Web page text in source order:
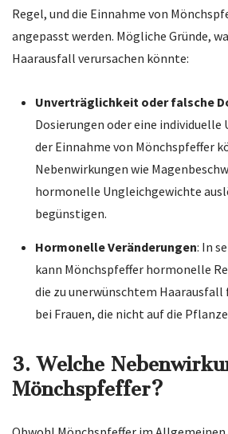
Regel, und die Einnahme von
angepasst werden. Mögliche Gründe,
Haarausfall verursachen könnte:
Unverträglichkeit oder falsche
Dosierungen oder eine
der Einnahme von Mönchspfeffer
Nebenwirkungen wie
hormonelle Ungleichgewichte
begünstigen.
Hormonelle Veränderungen: In
kann Mönchspfeffer hormonelle
die zu unerwünschtem Haarausfall
bei Frauen, die nicht auf die
3. Welche
Mönchspfeffer?